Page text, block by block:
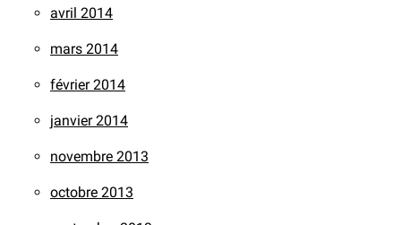
avril 2014
mars 2014
février 2014
janvier 2014
novembre 2013
octobre 2013